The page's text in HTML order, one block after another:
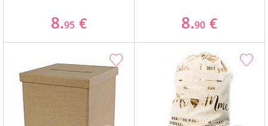
8.95 € 8.90 €